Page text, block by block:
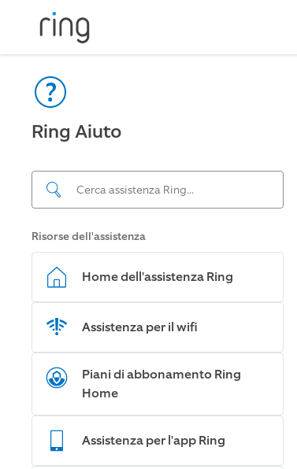
Ring Aiuto
Risorse dell'assistenza
Home dell'assistenza Ring
Assistenza per il wifi
Piani di abbonamento Ring
Home
Assistenza per l'app Ring